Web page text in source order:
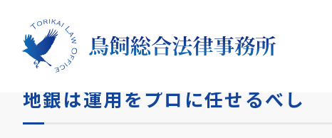
HOME
地銀は運用をプロに任せるべし